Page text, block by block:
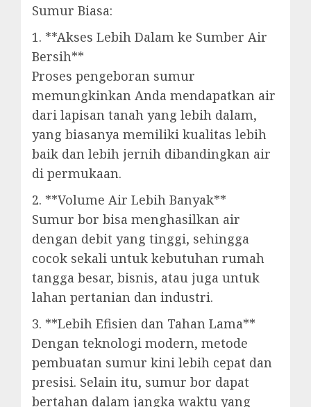
Sumur Biasa:
1. **Akses Lebih Dalam ke Sumber Air
Bersih**
Proses pengeboran sumur
memungkinkan Anda mendapatkan air
dari lapisan tanah yang lebih dalam,
yang biasanya memiliki kualitas lebih
baik dan lebih jernih dibandingkan air
di permukaan.
2. **Volume Air Lebih Banyak**
Sumur bor bisa menghasilkan air
dengan debit yang tinggi, sehingga
cocok sekali untuk kebutuhan rumah
tangga besar, bisnis, atau juga untuk
lahan pertanian dan industri.
3. **Lebih Efisien dan Tahan Lama**
Dengan teknologi modern, metode
pembuatan sumur kini lebih cepat dan
presisi. Selain itu, sumur bor dapat
bertahan dalam jangka waktu yang